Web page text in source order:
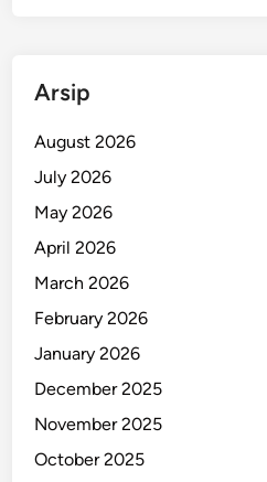
T
a
r
i
a
p
a
Arsip
August 2026
July 2026
May 2026
April 2026
March 2026
February 2026
January 2026
December 2025
November 2025
October 2025